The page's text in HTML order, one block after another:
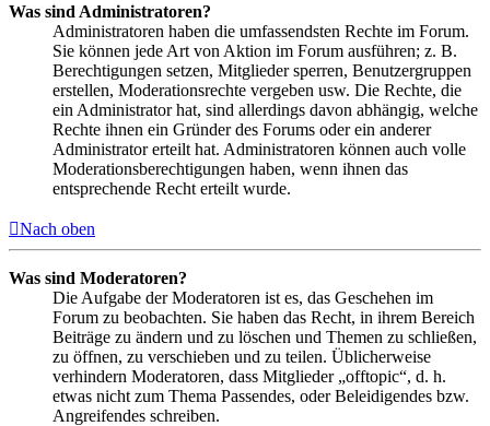
Was sind Administratoren?
Administratoren haben die umfassendsten Rechte im Forum.
Sie können jede Art von Aktion im Forum ausführen; z. B.
Berechtigungen setzen, Mitglieder sperren, Benutzergruppen
erstellen, Moderationsrechte vergeben usw. Die Rechte, die
ein Administrator hat, sind allerdings davon abhängig, welche
Rechte ihnen ein Gründer des Forums oder ein anderer
Administrator erteilt hat. Administratoren können auch volle
Moderationsberechtigungen haben, wenn ihnen das
entsprechende Recht erteilt wurde.
Nach oben
Was sind Moderatoren?
Die Aufgabe der Moderatoren ist es, das Geschehen im
Forum zu beobachten. Sie haben das Recht, in ihrem Bereich
Beiträge zu ändern und zu löschen und Themen zu schließen,
zu öffnen, zu verschieben und zu teilen. Üblicherweise
verhindern Moderatoren, dass Mitglieder „offtopic“, d. h.
etwas nicht zum Thema Passendes, oder Beleidigendes bzw.
Angreifendes schreiben.